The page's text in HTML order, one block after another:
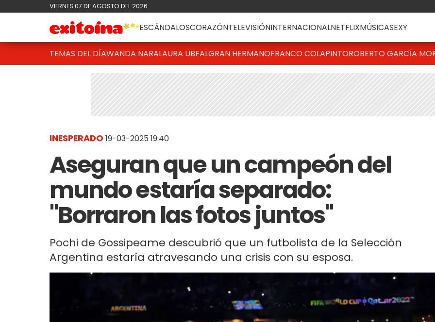
VIERNES 07 DE AGOSTO DEL 2026
ESCÁNDALOSCORAZÓNTELEVISIÓNINTERNACIONALNETFLIXMÚSICASEXY
TEMAS DEL DÍAWANDA NARALAURA UBFALGRAN HERMANOFRANCO COLAPINTOROBERTO GARCÍA
INESPERADO 19-03-2025 19:40
Aseguran que un campeón del
mundo estaría separado:
"Borraron las fotos juntos"
Pochi de Gossipeame descubrió que un futbolista de la Selección
Argentina estaría atravesando una crisis con su esposa.